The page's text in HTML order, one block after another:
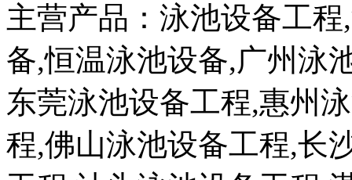
主营产品：泳池设备工
备,恒温泳池设备,广州泳
东莞泳池设备工程,惠州
程,佛山泳池设备工程,长